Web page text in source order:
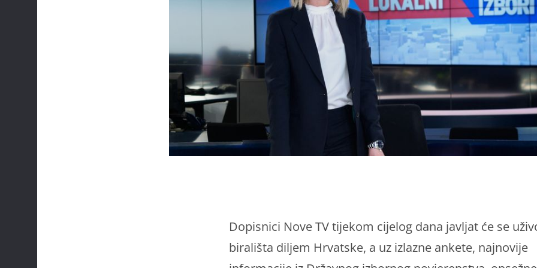
Dopisnici Nove TV tijekom cijelog dana javljat će se
birališta diljem Hrvatske, a uz izlazne ankete, najnovije